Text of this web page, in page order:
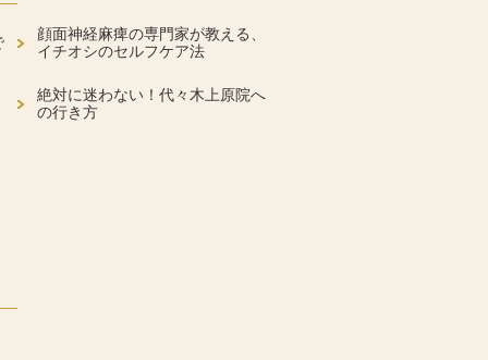
顔面神経麻痺の専門家が教える、
イチオシのセルフケア法
絶対に迷わない！代々木上原院へ
の行き方